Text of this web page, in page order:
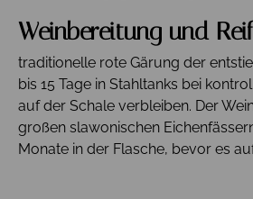
Weinbereitung und
traditionelle rote Gärung der
bis 15 Tage in Stahltanks bei
auf der Schale verbleiben. Der
großen slawonischen
Monate in der Flasche, bevor es